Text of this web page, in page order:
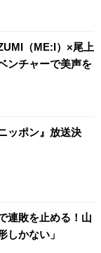
（ME:I）×尾上
ンチャーで美声を
ッポン』放送決
連敗を止める！山
しかない」